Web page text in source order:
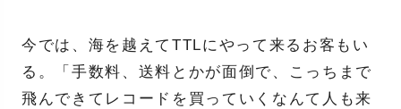
今では、海を越えてTTLにやって来るお客もい
る。「手数料、送料とかが面倒で、こっちまで
飛んできてレコードを買っていくなんて人も来